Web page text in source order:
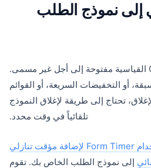
إلى نموذج الطلب
تبقى نماذج Google Forms القياسية مفتوحة إلى أجل غير مسمى.
أو التخفيضات السريعة، أو القوائم
تحتاج إلى طريقة لإغلاق النموذج
تلقائياً في وقت محدد.
استخدام Form Timer لإضافة مؤقت تنازلي
إلى نموذج الطلب الخاص بك. تقوم